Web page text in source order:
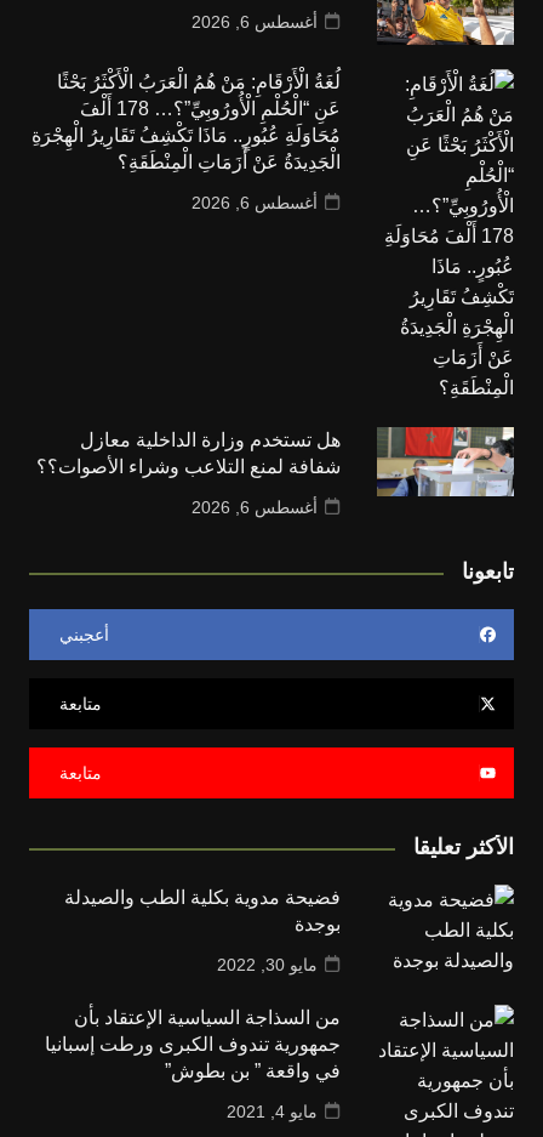
أغسطس 6, 2026
لُغَةُ الْأَرْقَامِ: مَنْ هُمُ الْعَرَبُ الْأَكْثَرُ بَحْثًا
عَنِ “الْحُلْمِ الْأُورُوبِيِّ”؟… 178 أَلْفَ
مُحَاوَلَةِ عُبُورٍ.. مَاذَا تَكْشِفُ تَقَارِيرُ الْهِجْرَةِ
الْجَدِيدَةُ عَنْ أَزَمَاتِ الْمِنْطَقَةِ؟
أغسطس 6, 2026
هل تستخدم وزارة الداخلية معازل
شفافة لمنع التلاعب وشراء الأصوات؟؟
أغسطس 6, 2026
تابعونا
أعجبني
متابعة
متابعة
الأكثر تعليقا
فضيحة مدوية بكلية الطب والصيدلة
بوجدة
مايو 30, 2022
من السذاجة السياسية الإعتقاد بأن
جمهورية تندوف الكبرى ورطت إسبانيا
في واقعة ” بن بطوش”
مايو 4, 2021